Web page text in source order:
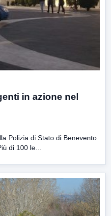
in azione nel
Polizia di Stato di Benevento
di 100 le...